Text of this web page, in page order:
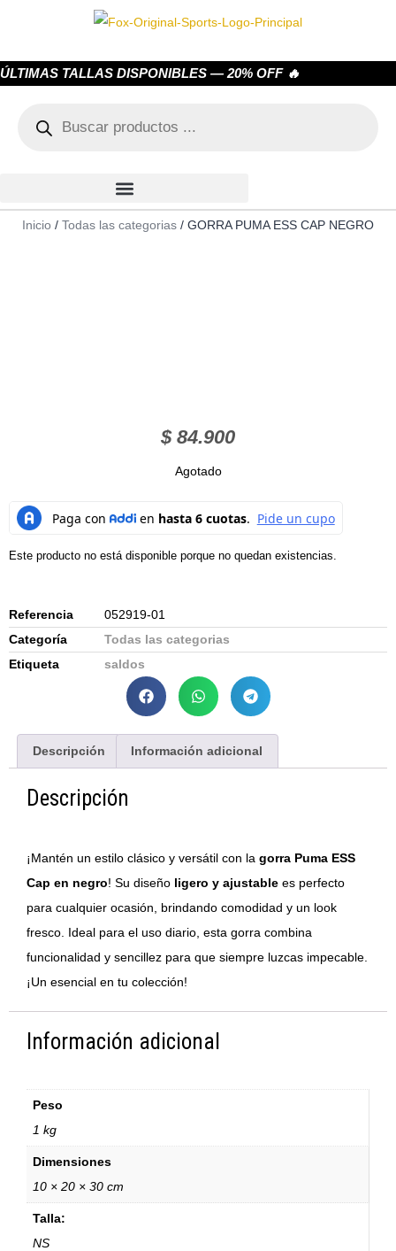
ÚLTIMAS TALLAS DISPONIBLES — 20% OFF 🔥
Inicio / Todas las categorias / GORRA PUMA ESS CAP NEGRO
$84.900
Agotado
Este producto no está disponible porque no quedan existencias.
Referencia
052919-01
Categoría
Todas las categorias
Etiqueta
saldos
Descripción Información adicional
Descripción
¡Mantén un estilo clásico y versátil con la gorra Puma ESS
Cap en negro! Su diseño ligero y ajustable es perfecto
para cualquier ocasión, brindando comodidad y un look
fresco. Ideal para el uso diario, esta gorra combina
funcionalidad y sencillez para que siempre luzcas impecable.
¡Un esencial en tu colección!
Información adicional
Peso
1 kg
Dimensiones
10 × 20 × 30 cm
Talla:
NS